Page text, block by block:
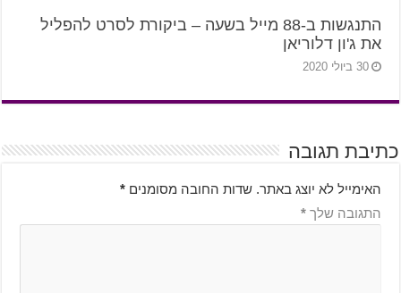
התנגשות ב-88 מייל בשעה – ביקורת לסרט להפליל
את ג'ון דלוריאן
30 ביולי 2020
כתיבת תגובה
האימייל לא יוצג באתר. שדות החובה מסומנים *
התגובה שלך *